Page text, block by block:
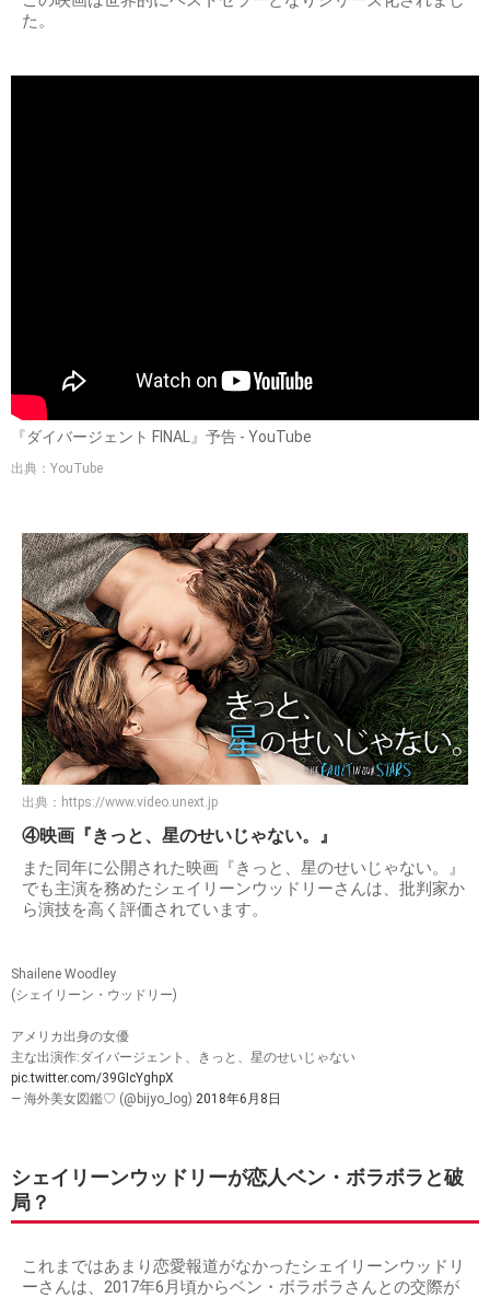
た。
『ダイバージェント FINAL』予告 - YouTube
出典：YouTube
出典： https://www.video.unext.jp
④映画『きっと、星のせいじゃない。』
また同年に公開された映画『きっと、星のせいじゃない。』
でも主演を務めたシェイリーンウッドリーさんは、批判家か
ら演技を高く評価されています。
Shailene Woodley
(シェイリーン・ウッドリー)
アメリカ出身の女優
主な出演作:ダイバージェント、きっと、星のせいじゃない
pic.twitter.com/39GIcYghpX
— 海外美女図鑑♡ (@bijyo_log) 2018年6月8日
シェイリーンウッドリーが恋人ベン・ボラボラと破
局？
これまではあまり恋愛報道がなかったシェイリーンウッドリ
ーさんは、2017年6月頃からベン・ボラボラさんとの交際が